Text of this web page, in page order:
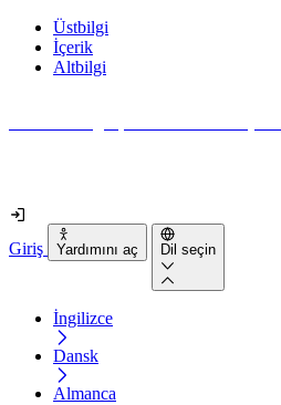
Üstbilgi
İçerik
Altbilgi
Giriş Yardımını aç Dil seçin
İngilizce
Dansk
Almanca